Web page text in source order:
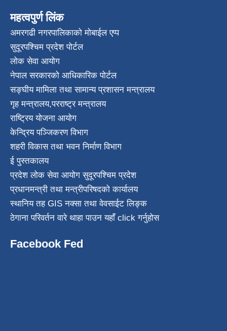
महत्वपुर्ण लिंक
अमरगढी नगरपालिकाको मोबाईल एप्प
सुदूरपश्चिम प्रदेश पोर्टल
लोक सेवा आयोग
नेपाल सरकारको आधिकारिक पोर्टल
सङ्घीय मामिला तथा सामान्य प्रशासन मन्त्रालय
गृह मन्त्रालय,परराष्ट्र मन्त्रालय
राष्ट्रिय योजना आयोग
केन्द्रिय पञ्जिकरण विभाग
शहरी विकास तथा भवन निर्माण विभाग
ई पुस्तकालय
प्रदेश लोक सेवा आयोग सुदूरपश्चिम प्रदेश
प्रधानमन्त्री तथा मन्त्रीपरिषदको कार्यालय
स्थानिय तह GIS नक्सा तथा वेवसाईट लिङ्क
ठेगाना परिवर्तन वारे थाहा पाउन यहाँ click गर्नुहोस
Facebook Fed